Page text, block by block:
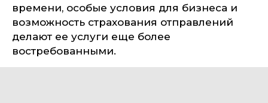
времени, особые условия для бизнеса и
возможность страхования отправлений
делают ее услуги еще более
востребованными.